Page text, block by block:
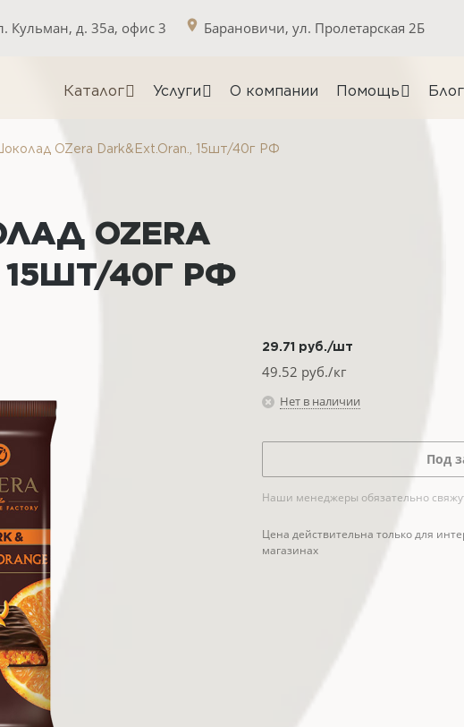
Кульман, д. 35а, офис 3 Барановичи, ул. Пролетарская 2Б
Каталог Услуги О компании Помощь Блог
OZera Dark&Ext.Oran., 15шт/40г РФ
OZERA
15ШТ/40Г РФ
29.71 руб./шт
49.52 руб./кг
Нет в наличии
Под
Наши менеджеры обязательно
Цена действительна только для
магазинах